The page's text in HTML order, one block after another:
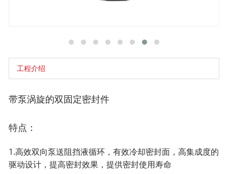
工程介绍
带泵涡旋的双固定密封件
特点：
1.高效双向泵送阻挡液循环，有效冷却密封面，高集成度的
驱动设计，提高密封效果，提供密封使用寿命